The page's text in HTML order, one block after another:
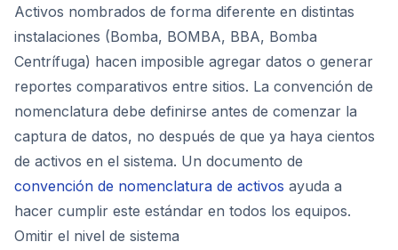
Activos nombrados de forma diferente en distintas
instalaciones (Bomba, BOMBA, BBA, Bomba
Centrífuga) hacen imposible agregar datos o generar
reportes comparativos entre sitios. La convención de
nomenclatura debe definirse antes de comenzar la
captura de datos, no después de que ya haya cientos
de activos en el sistema. Un documento de
convención de nomenclatura de activos ayuda a
hacer cumplir este estándar en todos los equipos.
Omitir el nivel de sistema